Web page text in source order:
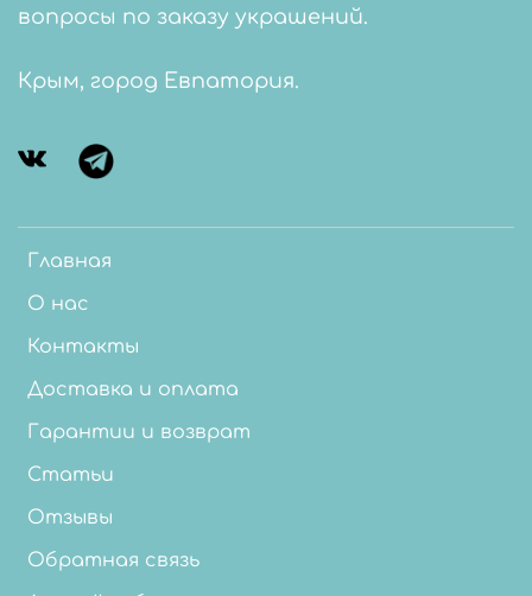
Главная
О нас
Контакты
Доставка и оплата
Гарантии и возврат
Статьи
Отзывы
Обратная связь
вопросы по заказу украшений.
Крым, город Евпатория.